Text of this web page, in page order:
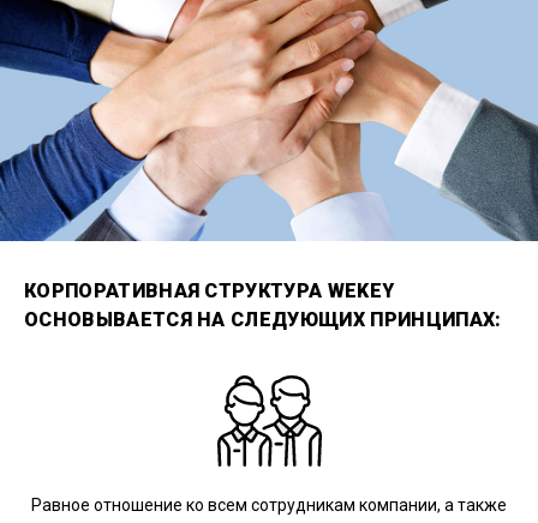
КОРПОРАТИВНАЯ СТРУКТУРА WEKEY
ОСНОВЫВАЕТСЯ НА СЛЕДУЮЩИХ ПРИНЦИПАХ:
Равное отношение ко всем сотрудникам компании, а также